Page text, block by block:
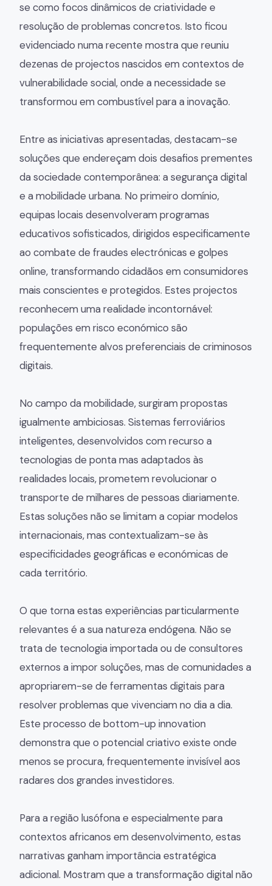
se como focos dinâmicos de criatividade e
resolução de problemas concretos. Isto ficou
evidenciado numa recente mostra que reuniu
dezenas de projectos nascidos em contextos de
vulnerabilidade social, onde a necessidade se
transformou em combustível para a inovação.
Entre as iniciativas apresentadas, destacam-se
soluções que endereçam dois desafios prementes
da sociedade contemporânea: a segurança digital
e a mobilidade urbana. No primeiro domínio,
equipas locais desenvolveram programas
educativos sofisticados, dirigidos especificamente
ao combate de fraudes electrónicas e golpes
online, transformando cidadãos em consumidores
mais conscientes e protegidos. Estes projectos
reconhecem uma realidade incontornável:
populações em risco económico são
frequentemente alvos preferenciais de criminosos
digitais.
No campo da mobilidade, surgiram propostas
igualmente ambiciosas. Sistemas ferroviários
inteligentes, desenvolvidos com recurso a
tecnologias de ponta mas adaptados às
realidades locais, prometem revolucionar o
transporte de milhares de pessoas diariamente.
Estas soluções não se limitam a copiar modelos
internacionais, mas contextualizam-se às
especificidades geográficas e económicas de
cada território.
O que torna estas experiências particularmente
relevantes é a sua natureza endógena. Não se
trata de tecnologia importada ou de consultores
externos a impor soluções, mas de comunidades a
apropriarem-se de ferramentas digitais para
resolver problemas que vivenciam no dia a dia.
Este processo de bottom-up innovation
demonstra que o potencial criativo existe onde
menos se procura, frequentemente invisível aos
radares dos grandes investidores.
Para a região lusófona e especialmente para
contextos africanos em desenvolvimento, estas
narrativas ganham importância estratégica
adicional. Mostram que a transformação digital não